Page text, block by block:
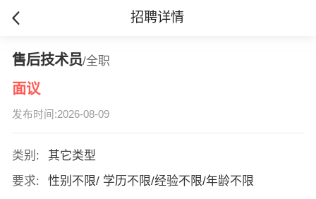
招聘详情
售后技术员/全职
面议
发布时间:2026-08-09
类别:
其它类型
要求:
性别不限/ 学历不限/经验不限/年龄不限